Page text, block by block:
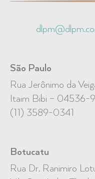
São Paulo
Rua Jerônimo da
Itaim Bibi – 04536-
(11) 3589-0341
Botucatu
Rua Dr. Ranimiro